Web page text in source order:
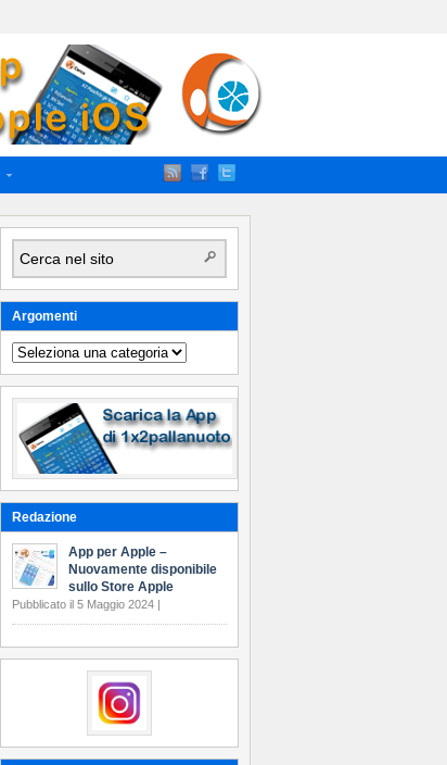
Argomenti
Argomenti
Redazione
App per Apple –
Nuovamente disponibile
sullo Store Apple
Pubblicato il 5 Maggio 2024 |